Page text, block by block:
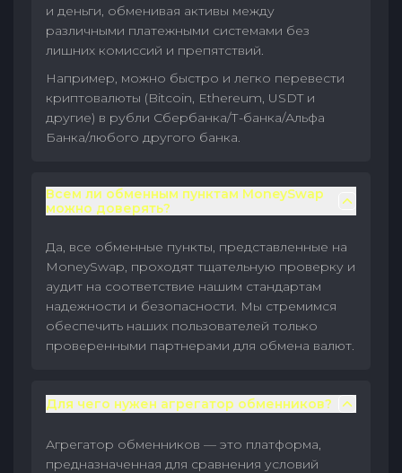
и деньги, обменивая активы между
различными платежными системами без
лишних комиссий и препятствий.
Например, можно быстро и легко перевести
криптовалюты (Bitcoin, Ethereum, USDT и
другие) в рубли Сбербанка/Т-банка/Альфа
Банка/любого другого банка.
Всем ли обменным пунктам MoneySwap
можно доверять?
Да, все обменные пункты, представленные на
MoneySwap, проходят тщательную проверку и
аудит на соответствие нашим стандартам
надежности и безопасности. Мы стремимся
обеспечить наших пользователей только
проверенными партнерами для обмена валют.
Для чего нужен агрегатор обменников?
Агрегатор обменников — это платформа,
предназначенная для сравнения условий